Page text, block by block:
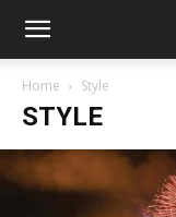
Home Style
STYLE